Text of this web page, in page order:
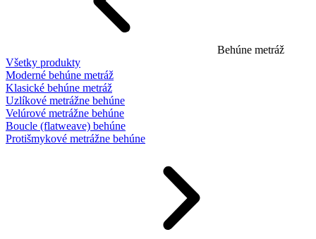
Behúne metráž
Všetky produkty
Moderné behúne metráž
Klasické behúne metráž
Uzlíkové metrážne behúne
Velúrové metrážne behúne
Boucle (flatweave) behúne
Protišmykové metrážne behúne